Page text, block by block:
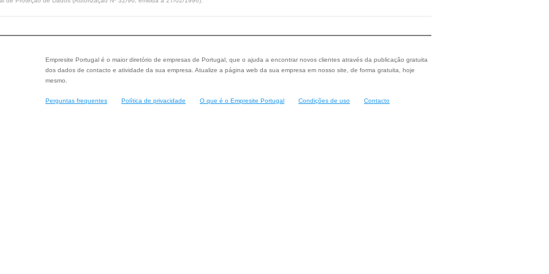
Empresite Portugal é o maior diretório de empresas de Portugal, que o ajuda a encontrar novos clientes através da publicação gratuita
dos dados de contacto e atividade da sua empresa. Atualize a página web da sua empresa em nosso site, de forma gratuita, hoje
mesmo.
Perguntas frequentes Política de privacidade O que é o Empresite Portugal Condições de uso Contacto